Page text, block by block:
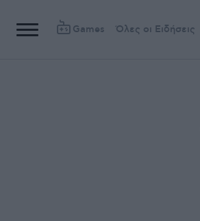
Games Όλες οι Ειδήσεις